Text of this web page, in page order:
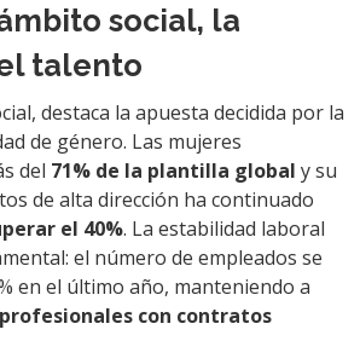
social, la
talento
destaca la apuesta decidida por la
de género. Las mujeres
del 71% de la plantilla global y su
de alta dirección ha continuado
el 40%. La estabilidad laboral
el número de empleados se
en el último año, manteniendo a
con contratos